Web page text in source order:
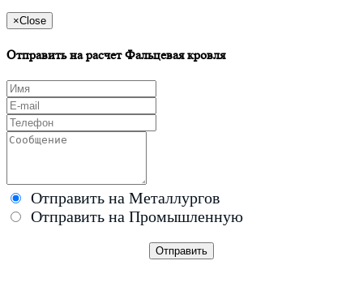
×Close
Отправить на расчет Фальцевая кровля
Отправить на Металлургов
Отправить на Промышленную